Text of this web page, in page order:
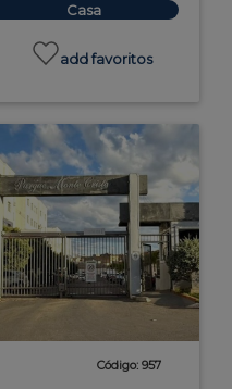
Casa
add favoritos
Código: 957